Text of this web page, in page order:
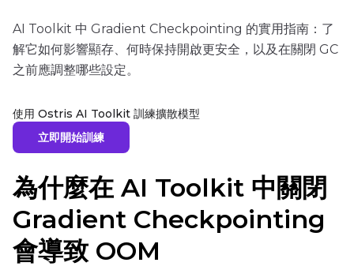
AI Toolkit 中 Gradient Checkpointing 的實用指南：了
解它如何影響顯存、何時保持開啟更安全，以及在關閉 GC
之前應調整哪些設定。
使用 Ostris AI Toolkit 訓練擴散模型
立即開始訓練
為什麼在 AI Toolkit 中關閉
Gradient Checkpointing
會導致 OOM